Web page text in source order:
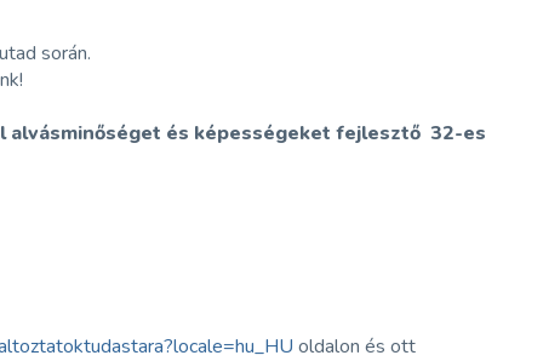
során.
alvásminőséget és képességeket fejlesztő 32-es
oldalon és ott